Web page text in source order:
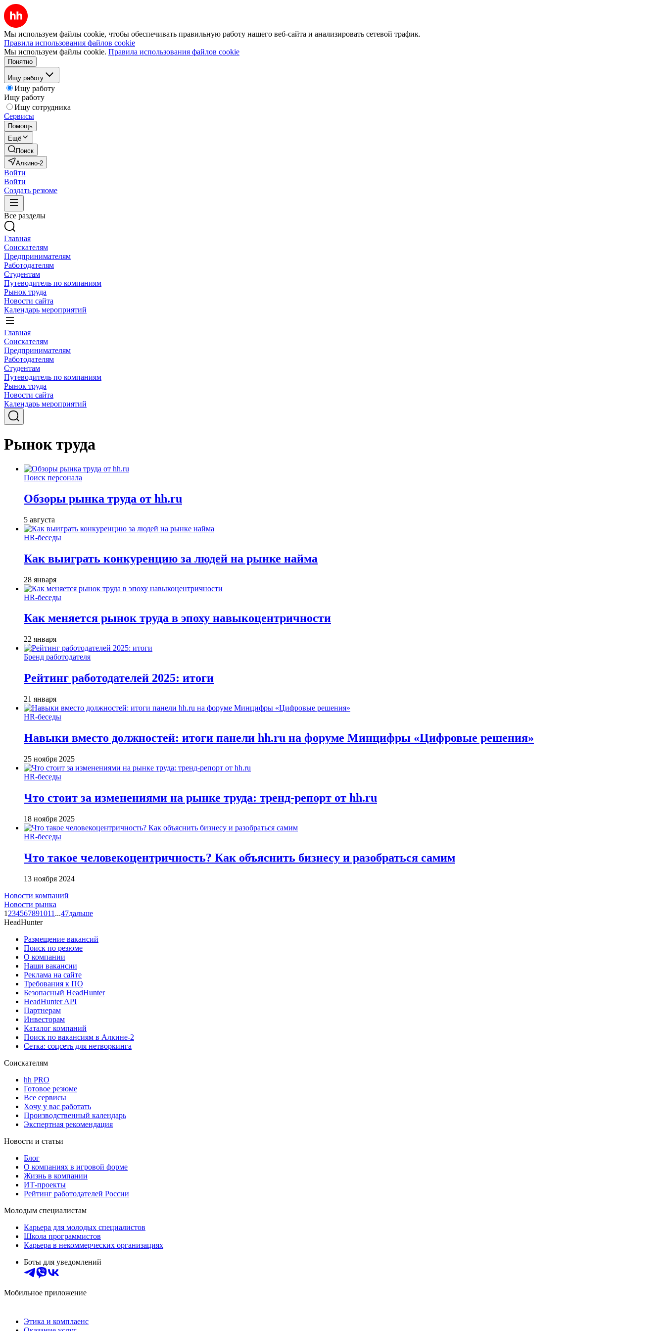
Мы используем файлы cookie, чтобы обеспечивать правильную работу нашего веб-сайта и анализировать сетевой трафик.
Правила использования файлов cookie
Мы используем файлы cookie. Правила использования файлов cookie
Понятно
Ищу работу
Ищу работу
Ищу работу
Ищу сотрудника
Сервисы
Помощь
Ещё
Поиск
Алкино-2
Войти
Войти
Создать резюме
Все разделы
Главная
Соискателям
Предпринимателям
Работодателям
Студентам
Путеводитель по компаниям
Рынок труда
Новости сайта
Календарь мероприятий
Главная
Соискателям
Предпринимателям
Работодателям
Студентам
Путеводитель по компаниям
Рынок труда
Новости сайта
Календарь мероприятий
Рынок труда
Поиск персонала
Обзоры рынка труда от hh.ru
5 августа
HR-беседы
Как выиграть конкуренцию за людей на рынке найма
28 января
HR-беседы
Как меняется рынок труда в эпоху навыкоцентричности
22 января
Бренд работодателя
Рейтинг работодателей 2025: итоги
21 января
HR-беседы
Навыки вместо должностей: итоги панели hh.ru на форуме Минцифры «Цифровые решения»
25 ноября 2025
HR-беседы
Что стоит за изменениями на рынке труда: тренд-репорт от hh.ru
18 ноября 2025
HR-беседы
Что такое человеко­центричность? Как объяснить бизнесу и разобраться самим
13 ноября 2024
Новости компаний
Новости рынка
1 234567891011 ...47дальше
HeadHunter
Размещение вакансий
Поиск по резюме
О компании
Наши вакансии
Реклама на сайте
Требования к ПО
Безопасный HeadHunter
HeadHunter API
Партнерам
Инвесторам
Каталог компаний
Поиск по вакансиям в Алкине-2
Сетка: соцсеть для нетворкинга
Соискателям
hh PRO
Готовое резюме
Все сервисы
Хочу у вас работать
Производственный календарь
Экспертная рекомендация
Новости и статьи
Блог
О компаниях в игровой форме
Жизнь в компании
ИТ-проекты
Рейтинг работодателей России
Молодым специалистам
Карьера для молодых специалистов
Школа программистов
Карьера в некоммерческих организациях
Боты для уведомлений
Мобильное приложение
Этика и комплаенс